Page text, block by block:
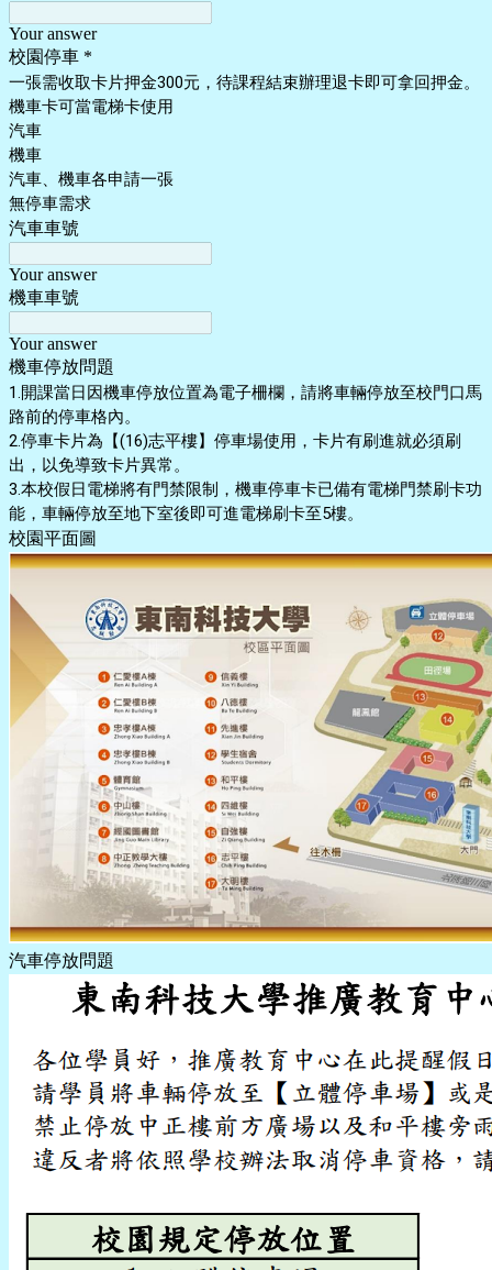
Your answer
校園停車 *
一張需收取卡片押金300元，待課程結束辦理退卡即可拿回押金。
機車卡可當電梯卡使用
汽車
機車
汽車、機車各申請一張
無停車需求
汽車車號
Your answer
機車車號
Your answer
機車停放問題
1.開課當日因機車停放位置為電子柵欄，請將車輛停放至校門口馬
路前的停車格內。
2.停車卡片為【(16)志平樓】停車場使用，卡片有刷進就必須刷
出，以免導致卡片異常。
3.本校假日電梯將有門禁限制，機車停車卡已備有電梯門禁刷卡功
能，車輛停放至地下室後即可進電梯刷卡至5樓。
校園平面圖
汽車停放問題